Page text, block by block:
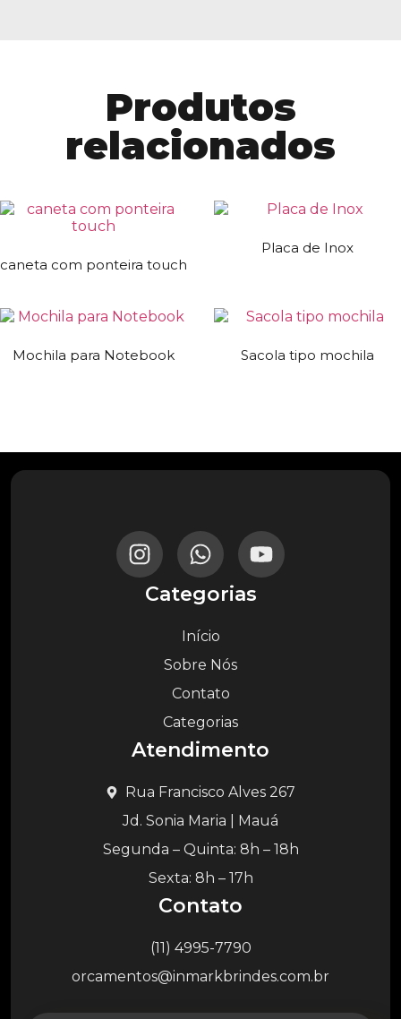
Produtos
relacionados
caneta com ponteira touch
Placa de Inox
Mochila para Notebook Sacola tipo mochila
Categorias
Início
Sobre Nós
Contato
Categorias
Atendimento
Rua Francisco Alves 267
Jd. Sonia Maria | Mauá
Segunda – Quinta: 8h – 18h
Sexta: 8h – 17h
Contato
(11) 4995-7790
orcamentos@inmarkbrindes.com.br